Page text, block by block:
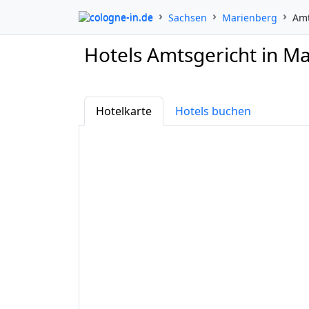
cologne-in.de Sachsen Marienberg
Hotels Amtsgericht in
Hotelkarte Hotels buchen